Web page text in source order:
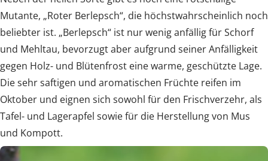
Mutante, „Roter Berlepsch“, die höchstwahrscheinlich noch
beliebter ist. „Berlepsch“ ist nur wenig anfällig für Schorf
und Mehltau, bevorzugt aber aufgrund seiner Anfälligkeit
gegen Holz- und Blütenfrost eine warme, geschützte Lage.
Die sehr saftigen und aromatischen Früchte reifen im
Oktober und eignen sich sowohl für den Frischverzehr, als
Tafel- und Lagerapfel sowie für die Herstellung von Mus
und Kompott.